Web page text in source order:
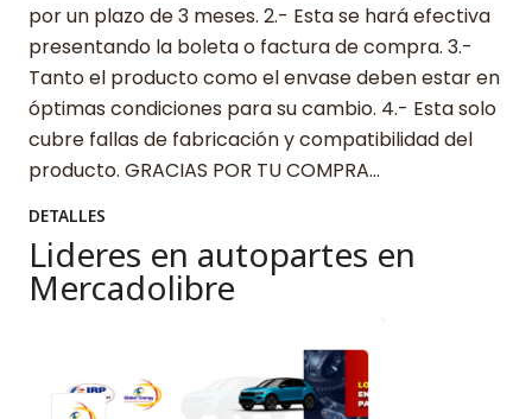
por un plazo de 3 meses. 2.- Esta se hará efectiva
presentando la boleta o factura de compra. 3.-
Tanto el producto como el envase deben estar en
óptimas condiciones para su cambio. 4.- Esta solo
cubre fallas de fabricación y compatibilidad del
producto. GRACIAS POR TU COMPRA…
DETALLES
Lideres en autopartes en
Mercadolibre